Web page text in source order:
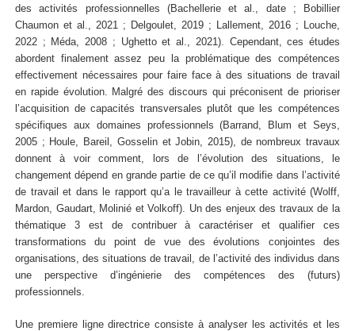
des activités professionnelles (Bachellerie et al., date ; Bobillier
Chaumon et al., 2021 ; Delgoulet, 2019 ; Lallement, 2016 ; Louche,
2022 ; Méda, 2008 ; Ughetto et al., 2021). Cependant, ces études
abordent finalement assez peu la problématique des compétences
effectivement nécessaires pour faire face à des situations de travail
en rapide évolution. Malgré des discours qui préconisent de prioriser
l’acquisition de capacités transversales plutôt que les compétences
spécifiques aux domaines professionnels (Barrand, Blum et Seys,
2005 ; Houle, Bareil, Gosselin et Jobin, 2015), de nombreux travaux
donnent à voir comment, lors de l’évolution des situations, le
changement dépend en grande partie de ce qu’il modifie dans l’activité
de travail et dans le rapport qu’a le travailleur à cette activité (Wolff,
Mardon, Gaudart, Molinié et Volkoff). Un des enjeux des travaux de la
thématique 3 est de contribuer à caractériser et qualifier ces
transformations du point de vue des évolutions conjointes des
organisations, des situations de travail, de l’activité des individus dans
une perspective d’ingénierie des compétences des (futurs)
professionnels.
Une premiere ligne directrice consiste à analyser les activités et les